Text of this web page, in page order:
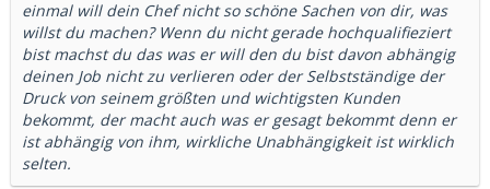
einmal will dein Chef nicht so schöne Sachen von dir, was
willst du machen? Wenn du nicht gerade hochqualifieziert
bist machst du das was er will den du bist davon abhängig
deinen Job nicht zu verlieren oder der Selbstständige der
Druck von seinem größten und wichtigsten Kunden
bekommt, der macht auch was er gesagt bekommt denn er
ist abhängig von ihm, wirkliche Unabhängigkeit ist wirklich
selten.